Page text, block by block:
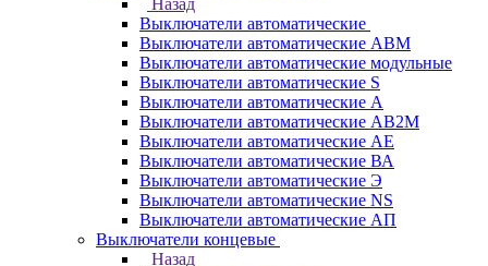
Назад
Выключатели автоматические
Выключатели автоматические АВМ
Выключатели автоматические модульные
Выключатели автоматические S
Выключатели автоматические А
Выключатели автоматические АВ2М
Выключатели автоматические АЕ
Выключатели автоматические ВА
Выключатели автоматические Э
Выключатели автоматические NS
Выключатели автоматические АП
Выключатели концевые
Назад